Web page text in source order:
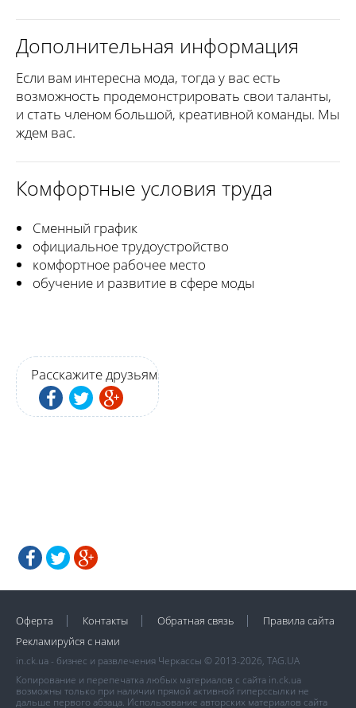
Дополнительная информация
Если вам интересна мода, тогда у вас есть
возможность продемонстрировать свои таланты,
и стать членом большой, креативной команды. Мы
ждем вас.
Комфортные условия труда
Сменный график
официальное трудоустройство
комфортное рабочее место
обучение и развитие в сфере моды
Расскажите друзьям
Оферта Контакты Обратная связь
Правила сайта
Рекламируйся с нами
in.ck.ua - бизнес и развлечения Черкассы © 2013-2026, TAG.UA
Копирование и перепечатка любых материалов с сайта in.ck.ua
возможны только при наличии прямой активной гиперссылки не
дальше первого абзаца. Использование авторских материалов сайта